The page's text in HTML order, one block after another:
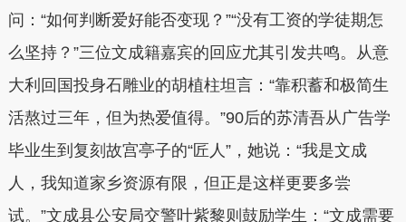
问：“如何判断爱好能否变现？”“没有工资的学徒期怎
么坚持？”三位文成籍嘉宾的回应尤其引发共鸣。从意
大利回国投身石雕业的胡植柱坦言：“靠积蓄和极简生
活熬过三年，但为热爱值得。”90后的苏清吾从广告学
毕业生到复刻故宫亭子的“匠人”，她说：“我是文成
人，我知道家乡资源有限，但正是这样更要多尝
试。”文成县公安局交警叶紫黎则鼓励学生：“文成需要